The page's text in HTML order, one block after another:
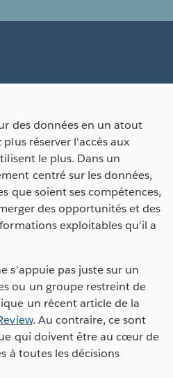
des données en un atout
réserver l'accès aux
le plus. Dans un
centré sur les données,
que soient ses compétences,
des opportunités et des
exploitables qu'il a
s'appuie pas juste sur un
ou un groupe restreint de
un récent article de la
. Au contraire, ce sont
qui doivent être au cœur de
à toutes les décisions